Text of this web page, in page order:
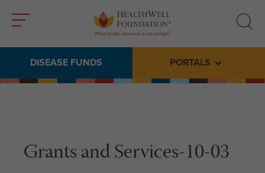
search
DISEASE FUNDS PORTALS Toggle
Grants and Services-10-03